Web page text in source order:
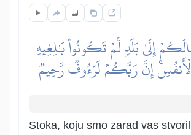
إِلَىٰ بَلَدٖ لَّمۡ تَكُونُواْ بَٰلِغِيهِ
إِنَّ رَبَّكُمۡ لَرَءُوفٞ رَّحِيمٞ
Stoka, koju smo zarad vas